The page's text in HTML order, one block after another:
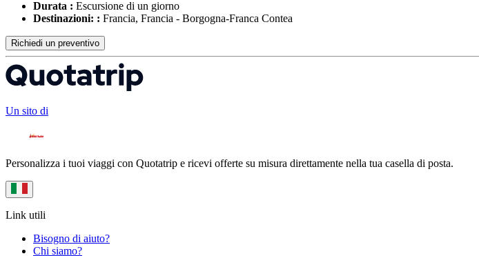
Durata : Escursione di un giorno
Destinazioni: : Francia, Francia - Borgogna-Franca Contea
Richiedi un preventivo
Un sito di
Personalizza i tuoi viaggi con Quotatrip e ricevi offerte su misura direttamente nella tua casella di posta.
Link utili
Bisogno di aiuto?
Chi siamo?